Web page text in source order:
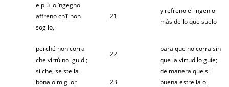
e più lo ‘ngegno
affreno ch’i’ non
soglio,
21
y refreno el ingenio
más de lo que suelo
perché non corra
che virtù nol guidi;
22
para que no corra sin
que la virtud lo guíe;
sí che, se stella
bona o miglior
23
de manera que si
buena estrella o